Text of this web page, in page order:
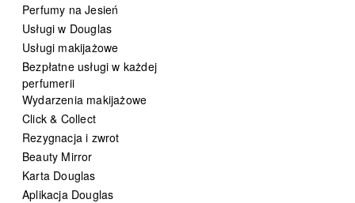
Perfumy na Jesień
Usługi w Douglas
Usługi makijażowe
Bezpłatne usługi w każdej
perfumerii
Wydarzenia makijażowe
Click & Collect
Rezygnacja i zwrot
Beauty Mirror
Karta Douglas
Aplikacja Douglas